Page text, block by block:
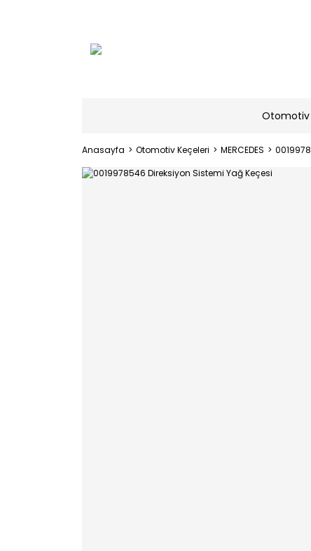
Otomotiv
Anasayfa Otomotiv Keçeleri MERCEDES